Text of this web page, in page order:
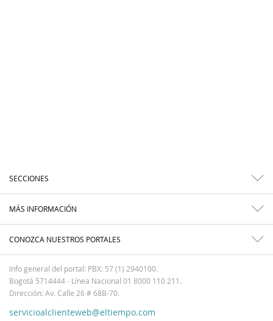
SECCIONES
MÁS INFORMACIÓN
CONOZCA NUESTROS PORTALES
Info general del portal: PBX: 57 (1) 2940100.
Bogotá 5714444 - Línea Nacional 01 8000 110 211.
Dirección: Av. Calle 26 # 68B-70.
servicioalclienteweb@eltiempo.com